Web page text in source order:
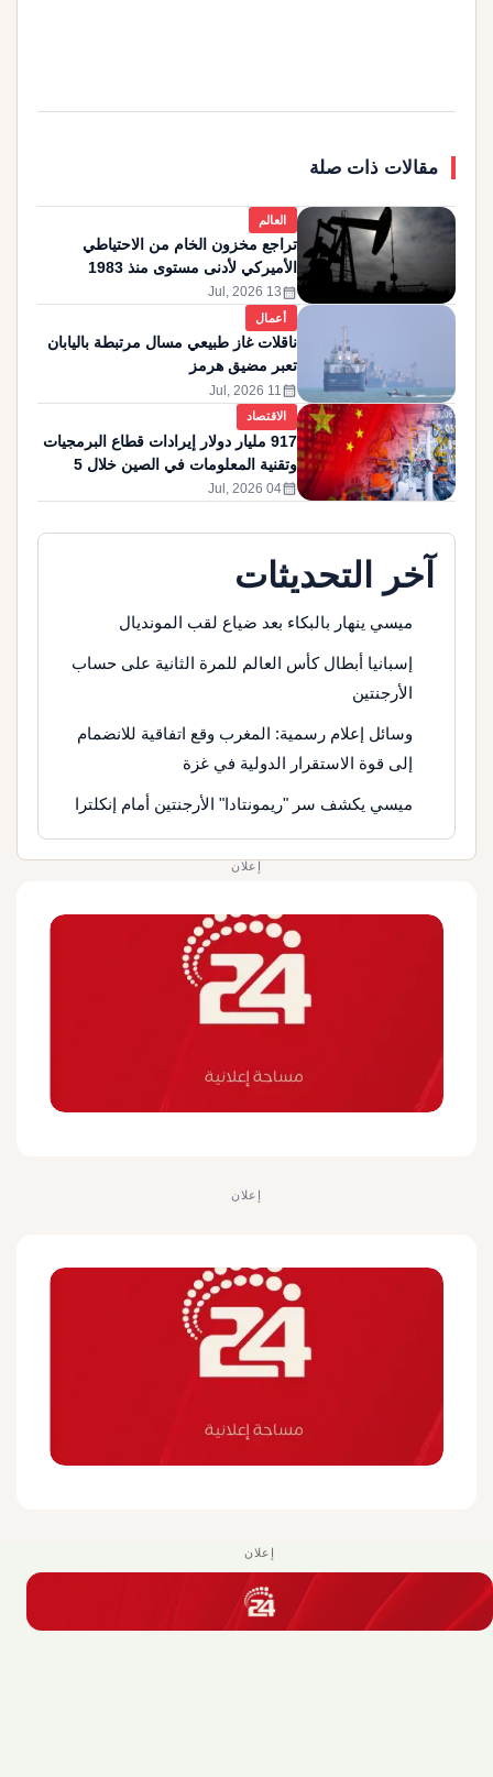
مقالات ذات صلة
العالم
تراجع مخزون الخام من الاحتياطي
الأميركي لأدنى مستوى منذ 1983
calendar_month
13 Jul, 2026
أعمال
ناقلات غاز طبيعي مسال مرتبطة باليابان
تعبر مضيق هرمز
calendar_month
11 Jul, 2026
الاقتصاد
917 مليار دولار إيرادات قطاع البرمجيات
وتقنية المعلومات في الصين خلال 5
أشهر
calendar_month
04 Jul, 2026
آخر التحديثات
ميسي ينهار بالبكاء بعد ضياع لقب المونديال
إسبانيا أبطال كأس العالم للمرة الثانية على حساب
الأرجنتين
وسائل إعلام رسمية: المغرب وقع اتفاقية للانضمام
إلى قوة الاستقرار الدولية في غزة
ميسي يكشف سر "ريمونتادا" الأرجنتين أمام إنكلترا
إعلان
إعلان
إعلان